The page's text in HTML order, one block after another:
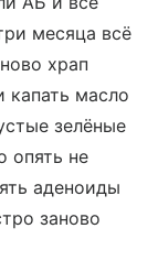
месяца всё
храп
капать масло
зелёные
опять не
аденоиды
заново